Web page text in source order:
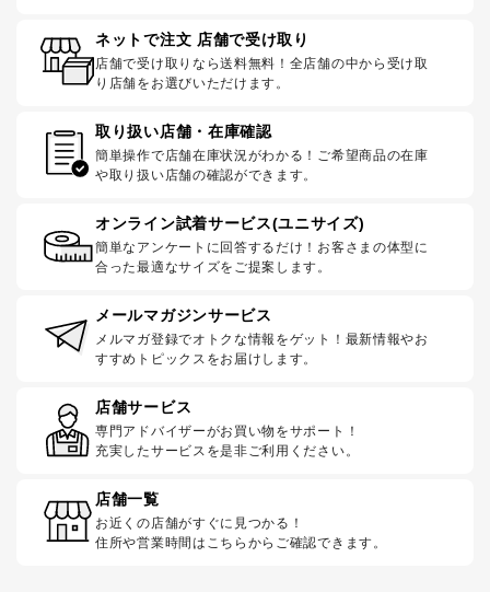
ネットで注文 店舗で受け取り
店舗で受け取りなら送料無料！全店舗の中から受け取
り店舗をお選びいただけます。
取り扱い店舗・在庫確認
簡単操作で店舗在庫状況がわかる！ご希望商品の在庫
や取り扱い店舗の確認ができます。
オンライン試着サービス(ユニサイズ)
簡単なアンケートに回答するだけ！お客さまの体型に
合った最適なサイズをご提案します。
メールマガジンサービス
メルマガ登録でオトクな情報をゲット！最新情報やお
すすめトピックスをお届けします。
店舗サービス
専門アドバイザーがお買い物をサポート！
充実したサービスを是非ご利用ください。
店舗一覧
お近くの店舗がすぐに見つかる！
住所や営業時間はこちらからご確認できます。